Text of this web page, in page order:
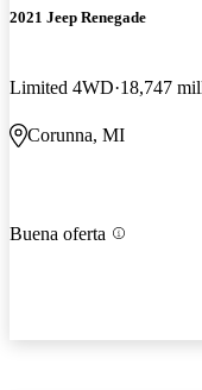
2021 Jeep Renegade
Limited 4WD 18,747
Corunna, MI
Buena oferta